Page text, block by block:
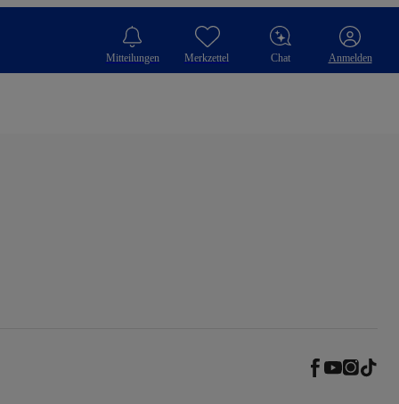
Mitteilungen Merkzettel Chat Anmelden